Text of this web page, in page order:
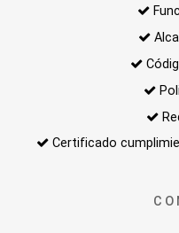
Certificado